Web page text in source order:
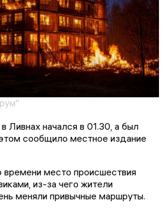
Ливнах начался в 01.30, а был
сообщило местное издание
времени место происшествия
из-за чего жители
меняли привычные маршруты.